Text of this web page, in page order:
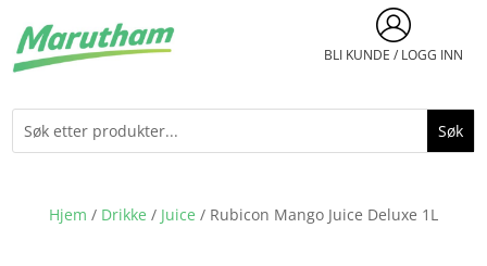
BLI KUNDE / LOGG INN
Hjem / Drikke / Juice / Rubicon Mango Juice Deluxe 1L